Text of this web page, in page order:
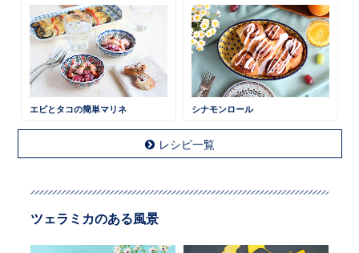
エビとタコの簡単マリネ シナモンロール
レシピ一覧
ツェラミカのある風景